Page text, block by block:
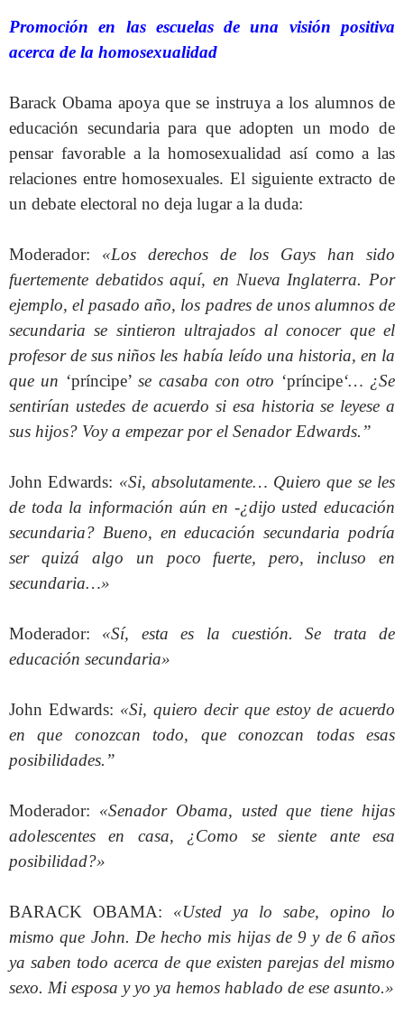
Promoción en las escuelas de una visión positiva
acerca de la homosexualidad
Barack Obama apoya que se instruya a los alumnos de
educación secundaria para que adopten un modo de
pensar favorable a la homosexualidad así como a las
relaciones entre homosexuales. El siguiente extracto de
un debate electoral no deja lugar a la duda:
Moderador: «Los derechos de los Gays han sido
fuertemente debatidos aquí, en Nueva Inglaterra. Por
ejemplo, el pasado año, los padres de unos alumnos de
secundaria se sintieron ultrajados al conocer que el
profesor de sus niños les había leído una historia, en la
que un ‘príncipe’se casaba con otro ‘príncipe‘… ¿Se
sentirían ustedes de acuerdo si esa historia se leyese a
sus hijos? Voy a empezar por el Senador Edwards.”
John Edwards: «Si, absolutamente… Quiero que se les
de toda la información aún en -¿dijo usted educación
secundaria? Bueno, en educación secundaria podría
ser quizá algo un poco fuerte, pero, incluso en
secundaria…»
Moderador: «Sí, esta es la cuestión. Se trata de
educación secundaria»
John Edwards: «Si, quiero decir que estoy de acuerdo
en que conozcan todo, que conozcan todas esas
posibilidades.”
Moderador: «Senador Obama, usted que tiene hijas
adolescentes en casa, ¿Como se siente ante esa
posibilidad?»
BARACK OBAMA: «Usted ya lo sabe, opino lo
mismo que John. De hecho mis hijas de 9 y de 6 años
ya saben todo acerca de que existen parejas del mismo
sexo. Mi esposa y yo ya hemos hablado de ese asunto.»